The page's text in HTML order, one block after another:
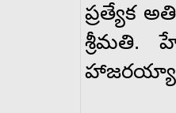
ప్రత్యేక
శ్రీమతి.